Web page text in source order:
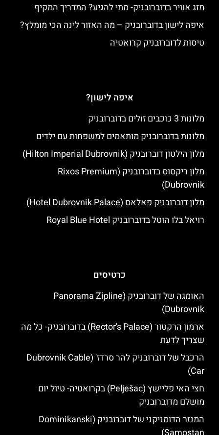
מזג אוויר בדוברובניק- מתי להגיע? המדריך המקיף
איפה לישון בדוברובניק – מה האזור לינה הכי מומלץ?
טיסות לדוברובניק קרואטיה
איפה לישון?
מלונות 3 כוכבים זולים בדוברובניק
מלונות בדוברובניק מותאמים למשפחות עם ילדים
מלון הילטון דוברובניק (Hilton Imperial Dubrovnik)
מלון ריקסוס בדוברובניק (Rixos Premium
Dubrovnik)
מלון דוברובניק פאלאס (Hotel Dubrovnik Palace)
רויאל בלו הוטל בדוברובניק Royal Blue Hotel
כרטיסים
האומגה של דוברובניק (Panorama Zipline
Dubrovnik)
ארמון הרקטור (Rector's Palace) בדוברובניק- כל מה
שצריך לדעת
הרכבל של דוברובניק להר סרדז' (Dubrovnik Cable
Car)
חצי האי פליישץ (Pelješac) בקרואטיה- טיול יום
מושלם מדוברובניק
המנזר הדומניקני של דוברובניק (Dominikanski